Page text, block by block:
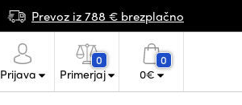
Prevoz iz 788 € brezplačno
Prijava
0
Primerjaj
0
0€